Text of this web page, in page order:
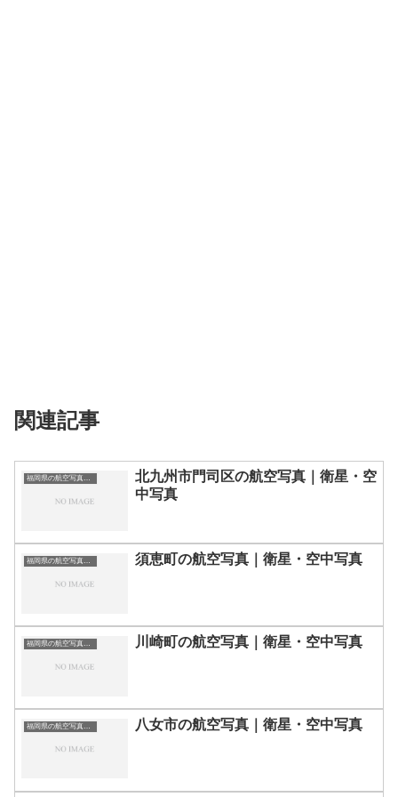
関連記事
福岡県の航空写真・空中写真
北九州市門司区の航空写真｜衛星・空
中写真
福岡県の航空写真・空中写真 須恵町の航空写真｜衛星・空中写真
福岡県の航空写真・空中写真 川崎町の航空写真｜衛星・空中写真
福岡県の航空写真・空中写真 八女市の航空写真｜衛星・空中写真